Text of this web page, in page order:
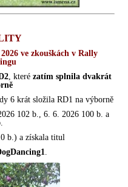
ve zkouškách v Rally
, které zatím splnila dvakrát
6 krát složila RD1 na výborně
102 b., 6. 6. 2026 100 b. a
b.) a získala titul
.